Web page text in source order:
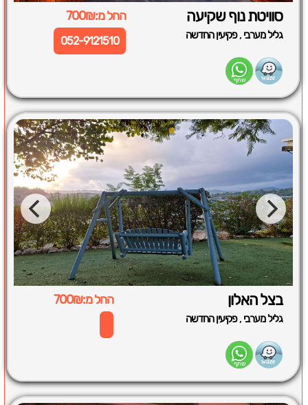
סוויטת נוף שקיעה החל מ:700₪
גליל מערבי ,פקיעין החדשה 052-9121510
בצל האלון החל מ:700₪
גליל מערבי ,פקיעין החדשה